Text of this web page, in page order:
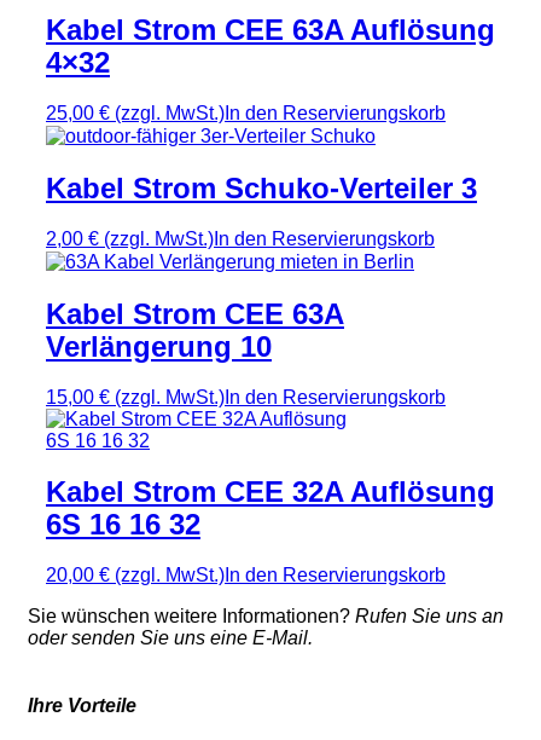
Kabel Strom CEE 63A Auflösung
4×32
25,00 € (zzgl. MwSt.) In den Reservierungskorb
Kabel Strom Schuko-Verteiler 3
2,00 € (zzgl. MwSt.) In den Reservierungskorb
Kabel Strom CEE 63A
Verlängerung 10
15,00 € (zzgl. MwSt.) In den Reservierungskorb
Kabel Strom CEE 32A Auflösung
6S 16 16 32
20,00 € (zzgl. MwSt.) In den Reservierungskorb
Sie wünschen weitere Informationen? Rufen Sie uns an
oder senden Sie uns eine E-Mail.
Ihre Vorteile